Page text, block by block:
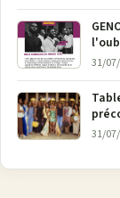
la
31/
31/